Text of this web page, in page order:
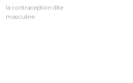
la contraception dite
masculine